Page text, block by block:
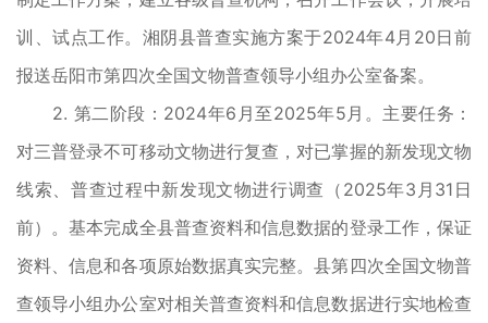
训、试点工作。湘阴县普查实施方案于2024年4月20日前
报送岳阳市第四次全国文物普查领导小组办公室备案。
2. 第二阶段：2024年6月至2025年5月。主要任务：
对三普登录不可移动文物进行复查，对已掌握的新发现文物
线索、普查过程中新发现文物进行调查（2025年3月31日
前）。基本完成全县普查资料和信息数据的登录工作，保证
资料、信息和各项原始数据真实完整。县第四次全国文物普
查领导小组办公室对相关普查资料和信息数据进行实地检查